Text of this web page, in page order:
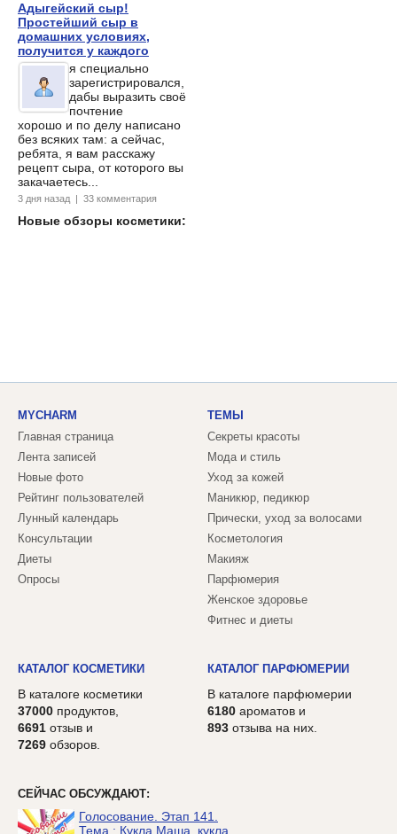
Адыгейский сыр!
Простейший сыр в
домашних условиях,
получится у каждого
я специально
зарегистрировался,
дабы выразить своё
почтение
хорошо и по делу написано
без всяких там: а сейчас,
ребята, я вам расскажу
рецепт сыра, от которого вы
закачаетесь...
3 дня назад | 33 комментария
Новые обзоры косметики:
MYCHARM
Главная страница
Лента записей
Новые фото
Рейтинг пользователей
Лунный календарь
Консультации
Диеты
Опросы
ТЕМЫ
Секреты красоты
Мода и стиль
Уход за кожей
Маникюр, педикюр
Прически, уход за волосами
Косметология
Макияж
Парфюмерия
Женское здоровье
Фитнес и диеты
КАТАЛОГ КОСМЕТИКИ
В каталоге косметики
37000 продуктов,
6691 отзыв и
7269 обзоров.
КАТАЛОГ ПАРФЮМЕРИИ
В каталоге парфюмерии
6180 ароматов и
893 отзыва на них.
СЕЙЧАС ОБСУЖДАЮТ:
Голосование. Этап 141.
Тема : Кукла Маша, кукла